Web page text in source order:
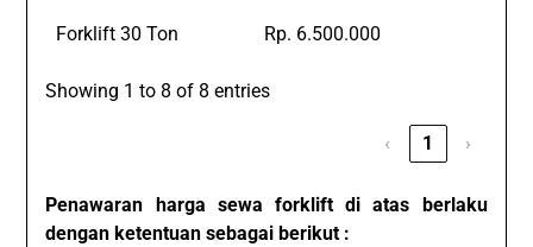
Forklift 30 Ton Rp. 6.500.000
Showing 1 to 8 of 8 entries
‹ 1 ›
Penawaran harga sewa forklift di atas berlaku
dengan ketentuan sebagai berikut :